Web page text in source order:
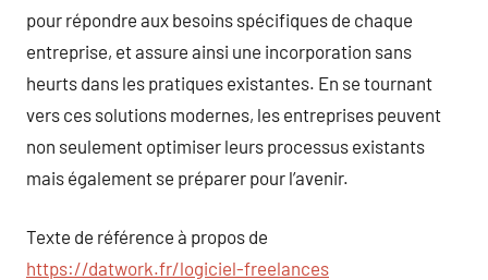
pour répondre aux besoins spécifiques de chaque
entreprise, et assure ainsi une incorporation sans
heurts dans les pratiques existantes. En se tournant
vers ces solutions modernes, les entreprises peuvent
non seulement optimiser leurs processus existants
mais également se préparer pour l’avenir.
Texte de référence à propos de
https://datwork.fr/logiciel-freelances